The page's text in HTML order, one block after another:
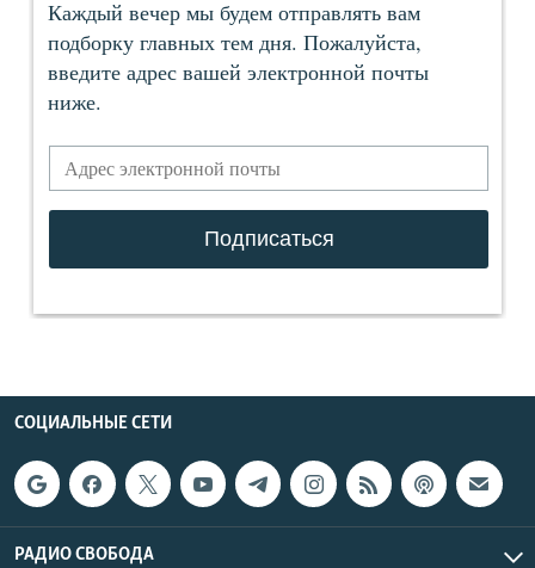
СОЦИАЛЬНЫЕ СЕТИ
РАДИО СВОБОДА